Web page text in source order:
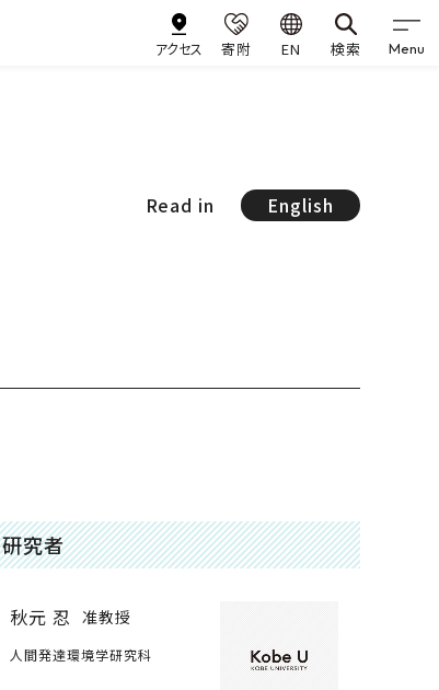
アクセス 寄附 EN 検索 Menu
Read in
English
研究者
秋元 忍 准教授
人間発達環境学研究科